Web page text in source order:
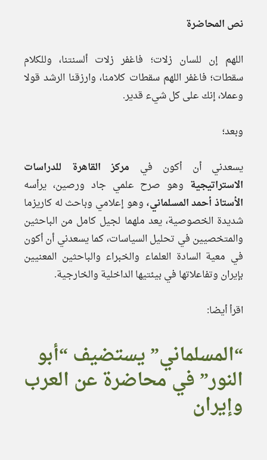
نص المحاضرة
اللهم إن للسان زلات؛ فاغفر زلات ألسنتنا، وللكلام
سقطات؛ فاغفر اللهم سقطات كلامنا، وارزقنا الرشد قولا
وعملا، إنك على كل شيء قدير.
وبعد؛
يسعدني أن أكون في مركز القاهرة للدراسات
الاستراتيجية وهو صرح علمي جاد ورصين، يرأسه
الأستاذ أحمد المسلماني، وهو إعلامي وباحث له كاريزما
شديدة الخصوصية، يعد ملهما لجيل كامل من الباحثين
والمتخصيين في تحليل السياسات، كما يسعدني أن أكون
في معية السادة العلماء والخبراء والباحثين المعنيين
بإيران وتفاعلاتها في بيئتيها الداخلية والخارجية.
اقرأ أيضا:
“المسلماني” يستضيف “أبو
النور” في محاضرة عن العرب
وإيران